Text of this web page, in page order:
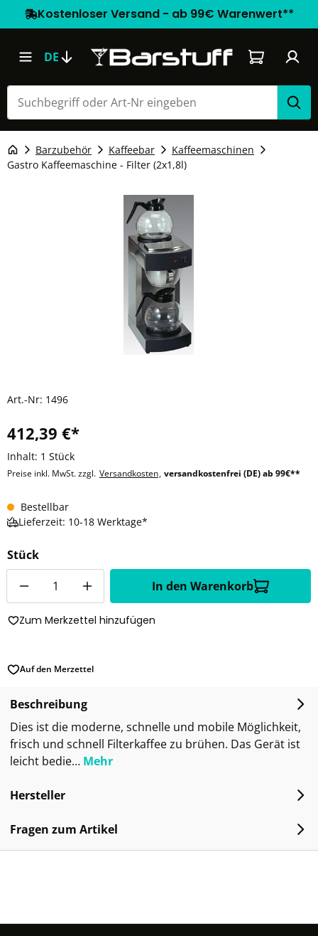
Kostenloser Versand - ab 99€ Warenwert**
DE Warenkorb
Barzubehör Kaffeebar
Kaffeemaschinen
Gastro Kaffeemaschine - Filter (2x1,8l)
Art.-Nr: 1496
412,39 €*
Inhalt: 1 Stück
Preise inkl. MwSt. zzgl. Versandkosten, versandkostenfrei (DE) ab 99€**
Bestellbar
Lieferzeit: 10-18 Werktage*
Stück
In den Warenkorb
Zum Merkzettel hinzufügen
Auf den Merzettel
Beschreibung
Dies ist die moderne, schnelle und mobile Möglichkeit,
frisch und schnell Filterkaffee zu brühen. Das Gerät ist
leicht bedie… Mehr
Hersteller
Fragen zum Artikel